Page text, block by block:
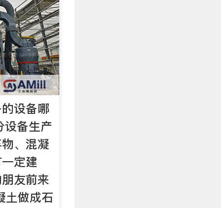
设备哪
备生产
、混凝
定建
友前来
土做成石